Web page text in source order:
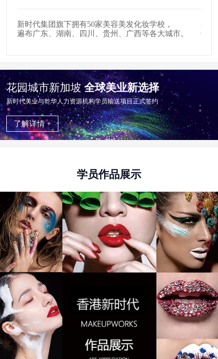
新时代集团旗下拥有50家美容美发化妆学校，
遍布广东、湖南、四川、贵州、广西等各大城市。
在全
654
花园城市新加坡全球美业新选择
新时代美业与乾华⼈⼒资源机构学员输送项目正式签约
了解详情 +
学员作品展示